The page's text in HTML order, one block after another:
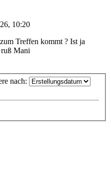
10:20
Treffen kommt ? Ist ja
Mani
nach: